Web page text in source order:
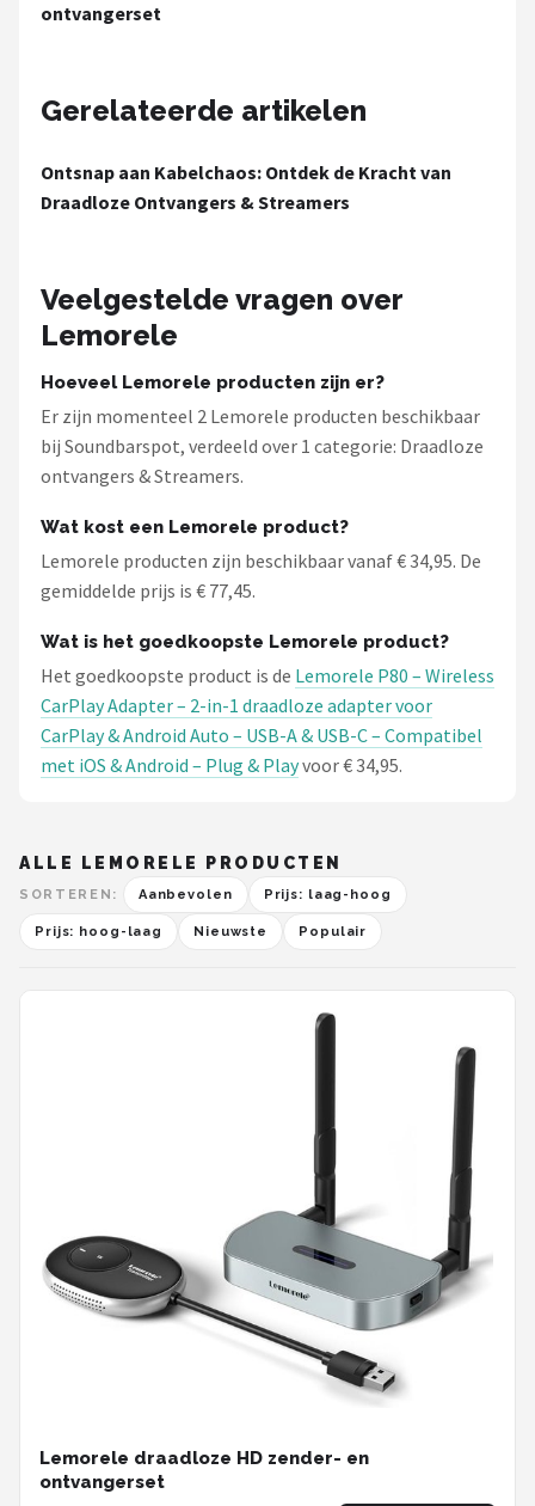
ontvangerset
Gerelateerde artikelen
Ontsnap aan Kabelchaos: Ontdek de Kracht van
Draadloze Ontvangers & Streamers
Veelgestelde vragen over
Lemorele
Hoeveel Lemorele producten zijn er?
Er zijn momenteel 2 Lemorele producten beschikbaar
bij Soundbarspot, verdeeld over 1 categorie: Draadloze
ontvangers & Streamers.
Wat kost een Lemorele product?
Lemorele producten zijn beschikbaar vanaf € 34,95. De
gemiddelde prijs is € 77,45.
Wat is het goedkoopste Lemorele product?
Het goedkoopste product is de Lemorele P80 – Wireless
CarPlay Adapter – 2-in-1 draadloze adapter voor
CarPlay & Android Auto – USB-A & USB-C – Compatibel
met iOS & Android – Plug & Playvoor € 34,95.
ALLE LEMORELE PRODUCTEN
SORTEREN: Aanbevolen Prijs: laag-hoog
Prijs: hoog-laag Nieuwste Populair
Lemorele draadloze HD zender- en
ontvangerset